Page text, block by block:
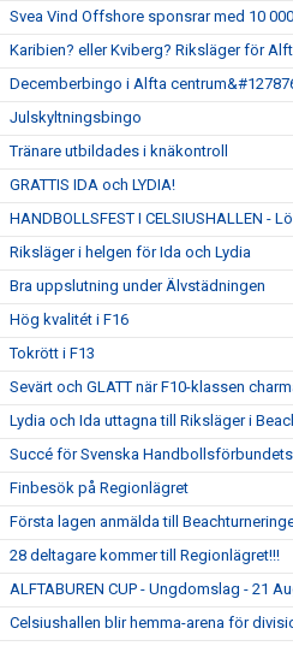
Svea Vind Offshore sponsrar med 10
Karibien? eller Kviberg? Riksläger för
Decemberbingo i Alfta
Julskyltningsbingo
Tränare utbildades i knäkontroll
GRATTIS IDA och LYDIA!
HANDBOLLSFEST I CELSIUSHALLEN -
Riksläger i helgen för Ida och Lydia
Bra uppslutning under Älvstädningen
Hög kvalitét i F16
Tokrött i F13
Sevärt och GLATT när F10-klassen
Lydia och Ida uttagna till Riksläger i
Succé för Svenska
Finbesök på Regionlägret
Första lagen anmälda till
28 deltagare kommer till Regionlägret!!!
ALFTABUREN CUP - Ungdomslag - 21
Celsiushallen blir hemma-arena för